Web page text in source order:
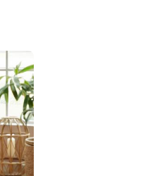
cycles
m³